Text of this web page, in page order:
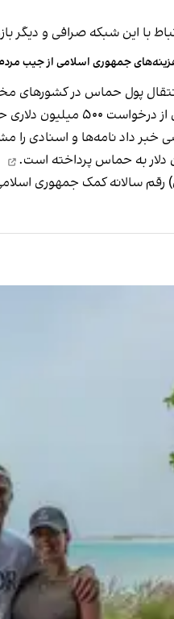
با این شبکه صرافی و
جمهوری اسلامی از جیب
پول حماس در
جمهوری اسلامی را
پرداخته است.